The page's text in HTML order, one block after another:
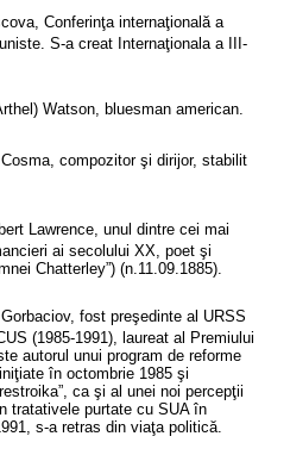
Conferinţa internaţională a
S-a creat Internaţionala a III-
Watson, bluesman american.
compozitor şi dirijor, stabilit
Lawrence, unul dintre cei mai
ai secolului XX, poet şi
Chatterley”) (n.11.09.1885).
fost preşedinte al URSS
(1985-1991), laureat al Premiului
autorul unui program de reforme
în octombrie 1985 şi
ca şi al unei noi percepţii
tratativele purtate cu SUA în
s-a retras din viaţa politică.